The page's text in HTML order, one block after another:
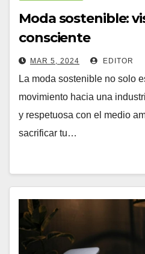
Moda sostenible:
consciente
MAR 5, 2024 EDITOR
La moda sostenible no solo
movimiento hacia una
y respetuosa con el medio
sacrificar tu…